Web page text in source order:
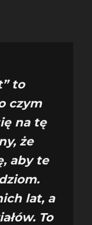
to
czym
na tę
że
aby te
lat, a
To